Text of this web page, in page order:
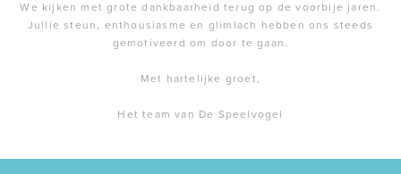
We kijken met grote dankbaarheid terug op de voorbije jaren.
Jullie steun, enthousiasme en glimlach hebben ons steeds
gemotiveerd om door te gaan.
Met hartelijke groet,
Het team van De Speelvogel